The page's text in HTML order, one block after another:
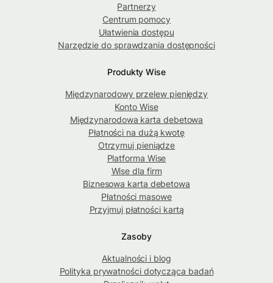
Partnerzy
Centrum pomocy
Ułatwienia dostępu
Narzędzie do sprawdzania dostępności
Produkty Wise
Międzynarodowy przelew pieniędzy
Konto Wise
Międzynarodowa karta debetowa
Płatności na dużą kwotę
Otrzymuj pieniądze
Platforma Wise
Wise dla firm
Biznesowa karta debetowa
Płatności masowe
Przyjmuj płatności kartą
Zasoby
Aktualności i blog
Polityka prywatności dotycząca badań